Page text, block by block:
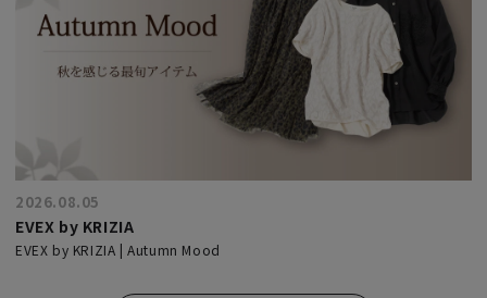
2026.08.05
EVEX by KRIZIA
EVEX by KRIZIA | Autumn Mood